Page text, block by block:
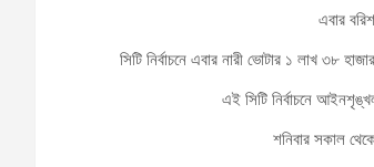
এবার
সিটি নির্বাচনে এবার নারী ভোটার ১ লাখ ৩৮
এই সিটি নির্বাচনে
শনিবার সকাল